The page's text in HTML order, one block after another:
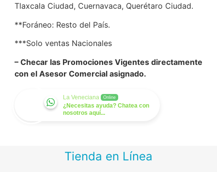
Tlaxcala Ciudad, Cuernavaca, Querétaro Ciudad.
​**Foráneo: Resto del País.
***Solo ventas Nacionales
– Checar las Promociones Vigentes directamente
con el Asesor Comercial asignado.
La Veneciana Online
¿Necesitas ayuda? Chatea con
nosotros aquí...
Tienda en Línea